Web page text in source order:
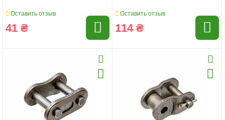
Оставить отзыв
41 ₴
Оставить отзыв
114 ₴